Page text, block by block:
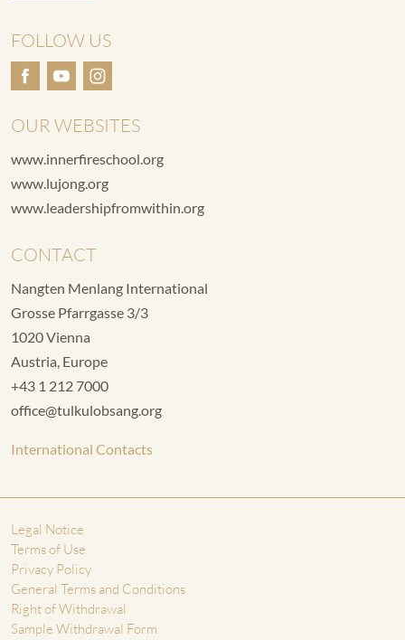
FOLLOW US
OUR WEBSITES
www.innerfireschool.org
www.lujong.org
www.leadershipfromwithin.org
CONTACT
Nangten Menlang International
Grosse Pfarrgasse 3/3
1020 Vienna
Austria, Europe
+43 1 212 7000
office@tulkulobsang.org
International Contacts
Legal Notice
Terms of Use
Privacy Policy
General Terms and Conditions
Right of Withdrawal
Sample Withdrawal Form